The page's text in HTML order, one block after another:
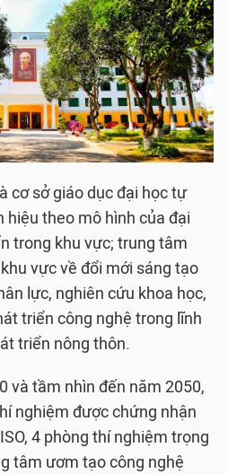
cơ sở giáo dục đại học tự
hiệu theo mô hình của đại
trong khu vực; trung tâm
vực về đổi mới sáng tạo
lực, nghiên cứu khoa học,
triển công nghệ trong lĩnh
triển nông thôn.
và tầm nhìn đến năm 2050,
nghiệm được chứng nhận
4 phòng thí nghiệm trọng
tâm ươm tạo công nghệ